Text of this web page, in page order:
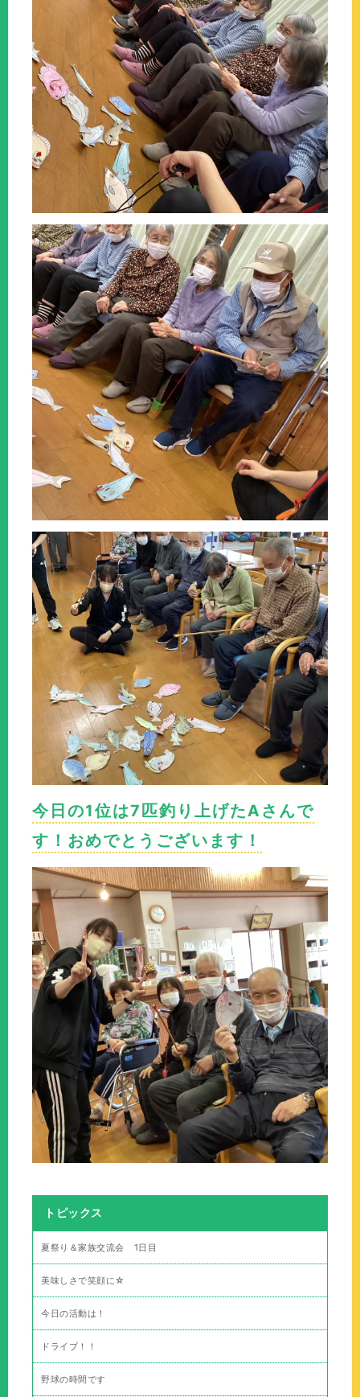
今日の1位は7匹釣り上げたAさんで
す！おめでとうございます！
トピックス
夏祭り＆家族交流会 1日目
美味しさで笑顔に☆
今日の活動は！
ドライブ！！
野球の時間です